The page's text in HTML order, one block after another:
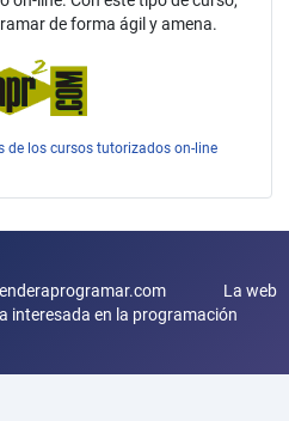
de forma ágil y amena.
de los cursos tutorizados on-line
La web
interesada en la programación